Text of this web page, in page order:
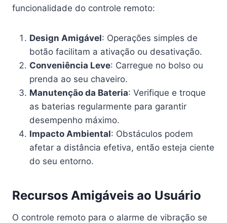
funcionalidade do controle remoto:
Design Amigável: Operações simples de
botão facilitam a ativação ou desativação.
Conveniência Leve: Carregue no bolso ou
prenda ao seu chaveiro.
Manutenção da Bateria: Verifique e troque
as baterias regularmente para garantir
desempenho máximo.
Impacto Ambiental: Obstáculos podem
afetar a distância efetiva, então esteja ciente
do seu entorno.
Recursos Amigáveis ao Usuário
O controle remoto para o alarme de vibração se